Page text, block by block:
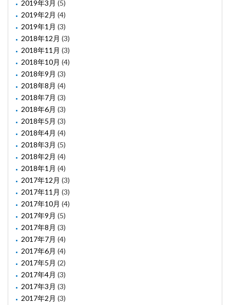
2019年3月 (5)
2019年2月 (4)
2019年1月 (3)
2018年12月 (3)
2018年11月 (3)
2018年10月 (4)
2018年9月 (3)
2018年8月 (4)
2018年7月 (3)
2018年6月 (3)
2018年5月 (3)
2018年4月 (4)
2018年3月 (5)
2018年2月 (4)
2018年1月 (4)
2017年12月 (3)
2017年11月 (3)
2017年10月 (4)
2017年9月 (5)
2017年8月 (3)
2017年7月 (4)
2017年6月 (4)
2017年5月 (2)
2017年4月 (3)
2017年3月 (3)
2017年2月 (3)